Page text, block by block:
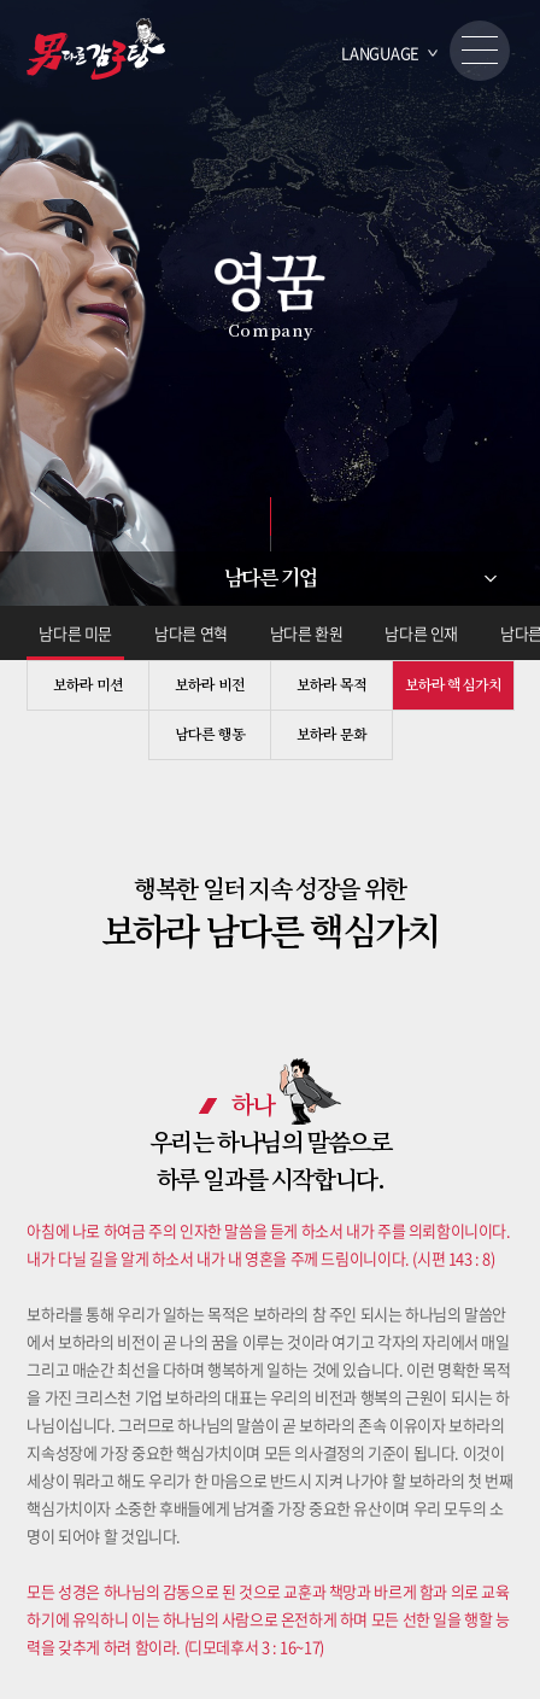
LANGUAGE
Company
남다른 기업
남다른 미문 남다른 연혁 남다른 환원 남다른 인재 남다
보하라 미션 보하라 비전 보하라 목적 보하라 핵심가치
남다른 행동 보하라 문화
행복한 일터 지속 성장을 위한
보하라 남다른 핵심가치
하나
우리는 하나님의 말씀으로
하루 일과를 시작합니다.
아침에 나로 하여금 주의 인자한 말씀을 듣게 하소서 내가 주를 의뢰함이니이다.
내가 다닐 길을 알게 하소서 내가 내 영혼을 주께 드림이니이다. (시편 143 : 8)
보하라를 통해 우리가 일하는 목적은 보하라의 참 주인 되시는 하나님의 말씀안
에서 보하라의 비전이 곧 나의 꿈을 이루는 것이라 여기고 각자의 자리에서 매일
그리고 매순간 최선을 다하며 행복하게 일하는 것에 있습니다. 이런 명확한 목적
을 가진 크리스천 기업 보하라의 대표는 우리의 비전과 행복의 근원이 되시는 하
나님이십니다. 그러므로 하나님의 말씀이 곧 보하라의 존속 이유이자 보하라의
지속성장에 가장 중요한 핵심가치이며 모든 의사결정의 기준이 됩니다. 이것이
세상이 뭐라고 해도 우리가 한 마음으로 반드시 지켜 나가야 할 보하라의 첫 번째
핵심가치이자 소중한 후배들에게 남겨줄 가장 중요한 유산이며 우리 모두의 소
명이 되어야 할 것입니다.
모든 성경은 하나님의 감동으로 된 것으로 교훈과 책망과 바르게 함과 의로 교육
하기에 유익하니 이는 하나님의 사람으로 온전하게 하며 모든 선한 일을 행할 능
력을 갖추게 하려 함이라. (디모데후서 3 : 16~17)